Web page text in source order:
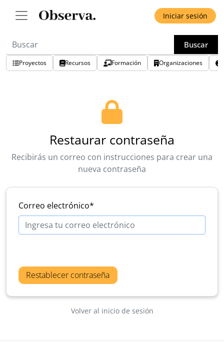
Iniciar sesión
Buscar
Proyectos Recursos Formación Organizaciones
Restaurar contraseña
Recibirás un correo con instrucciones para crear una
nueva contraseña
Correo electrónico*
Restablecer contraseña
Volver al inicio de sesión